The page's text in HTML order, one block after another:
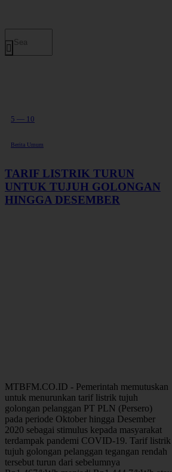
5 — 10
Berita Umum
TARIF LISTRIK TURUN
UNTUK TUJUH GOLONGAN
HINGGA DESEMBER
MTBFM.CO.ID - Pemerintah memutuskan
untuk menurunkan tarif listrik tujuh
golongan pelanggan PT PLN (Persero)
pada periode Oktober hingga Desember
2020 sebagai stimulus kepada masyarakat
terdampak pandemi COVID-19. Tarif listrik
tujuh golongan pelanggan tegangan rendah
tersebut turun dari sebelumnya